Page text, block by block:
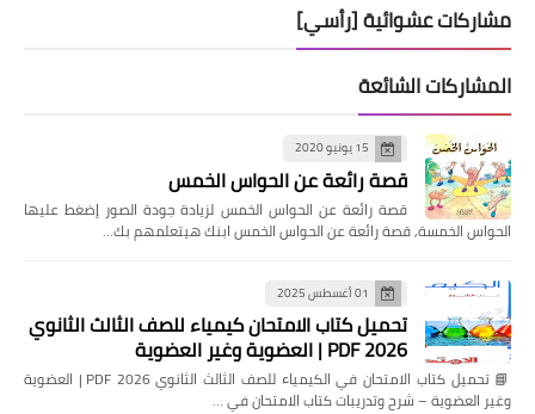
مشاركات عشوائية [رأسي]
المشاركات الشائعة
15 يونيو 2020
قصة رائعة عن الحواس الخمس
قصة رائعة عن الحواس الخمس لزيادة جودة الصور إضغط عليها
الحواس الخمسة, قصة رائعة عن الحواس الخمس ابنك هيتعلمهم بك…
01 أغسطس 2025
تحميل كتاب الامتحان كيمياء للصف الثالث الثانوي
2026 PDF | العضوية وغير العضوية
📘 تحميل كتاب الامتحان في الكيمياء للصف الثالث الثانوي 2026 PDF | العضوية
وغير العضوية – شرح وتدريبات كتاب الامتحان في …